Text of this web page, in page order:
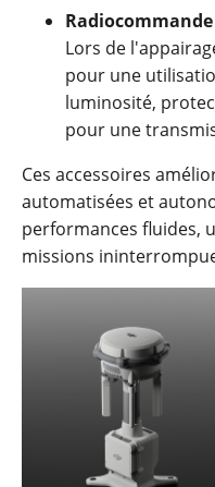
Radiocommande
Lors de
pour une
luminosité,
pour une
Ces accessoires
automatisées et
performances fluides,
missions